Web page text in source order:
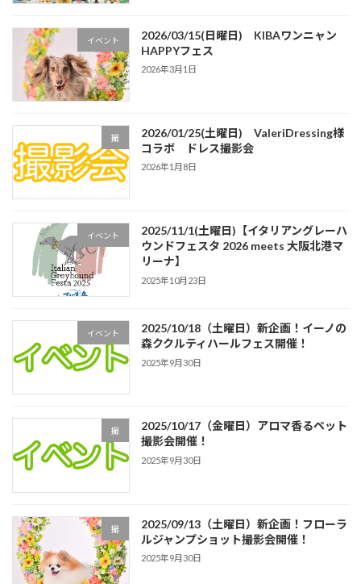
イベント
2026/03/15(日曜日) KIBAワンニャン
HAPPYフェス
2026年3月1日
撮
2026/01/25(土曜日) ValeriDressing様
コラボ ドレス撮影会
2026年1月8日
イベント
2025/11/1(土曜日)【イタリアングレーハ
ウンドフェスタ 2026 meets 大阪北港マ
リーナ】
2025年10月23日
イベント
2025/10/18（土曜日）新企画！イーノの
森ククルティハールフェス開催！
2025年9月30日
撮
2025/10/17（金曜日）アロマ香るペット
撮影会開催！
2025年9月30日
撮
2025/09/13（土曜日）新企画！フローラ
ルジャンプショット撮影会開催！
2025年9月30日